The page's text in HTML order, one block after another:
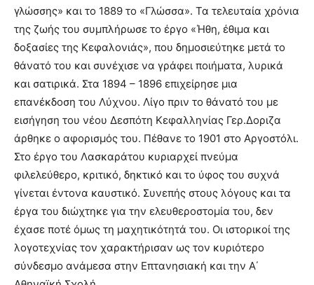
γλώσσης» και το 1889 το «Γλώσσα». Τα τελευταία χρόνια
της ζωής του συμπλήρωσε το έργο «Ήθη, έθιμα και
δοξασίες της Κεφαλονιάς», που δημοσιεύτηκε μετά το
θάνατό του και συνέχισε να γράφει ποιήματα, λυρικά
και σατιρικά. Στα 1894 – 1896 επιχείρησε μια
επανέκδοση του Λύχνου. Λίγο πριν το θάνατό του με
εισήγηση του νέου Δεσπότη Κεφαλληνίας Γερ.Δοριζα
άρθηκε ο αφορισμός του. Πέθανε το 1901 στο Αργοστόλι.
Στο έργο του Λασκαράτου κυριαρχεί πνεύμα
φιλελεύθερο, κριτικό, δηκτικό και το ύφος του συχνά
γίνεται έντονα καυστικό. Συνεπής στους λόγους και τα
έργα του διώχτηκε για την ελευθεροστομία του, δεν
έχασε ποτέ όμως τη μαχητικότητά του. Οι ιστορικοί της
λογοτεχνίας τον χαρακτήρισαν ως τον κυριότερο
σύνδεσμο ανάμεσα στην Επτανησιακή και την Α΄